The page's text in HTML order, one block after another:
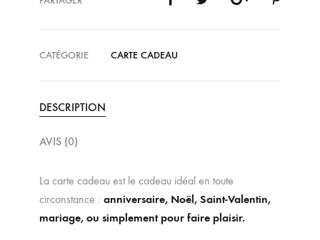
CATÉGORIE CARTE CADEAU
DESCRIPTION
AVIS (0)
La carte cadeau est le cadeau idéal en toute
circonstance : anniversaire, Noël, Saint-Valentin,
mariage, ou simplement pour faire plaisir.